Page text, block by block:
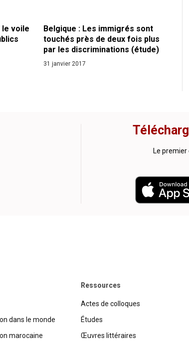
le voile
Belgique : Les immigrés sont
touchés près de deux fois plus
par les discriminations (étude)
31 janvier 2017
Le
dans le monde
marocaine
Ressources
Actes de colloques
Études
Œuvres littéraires